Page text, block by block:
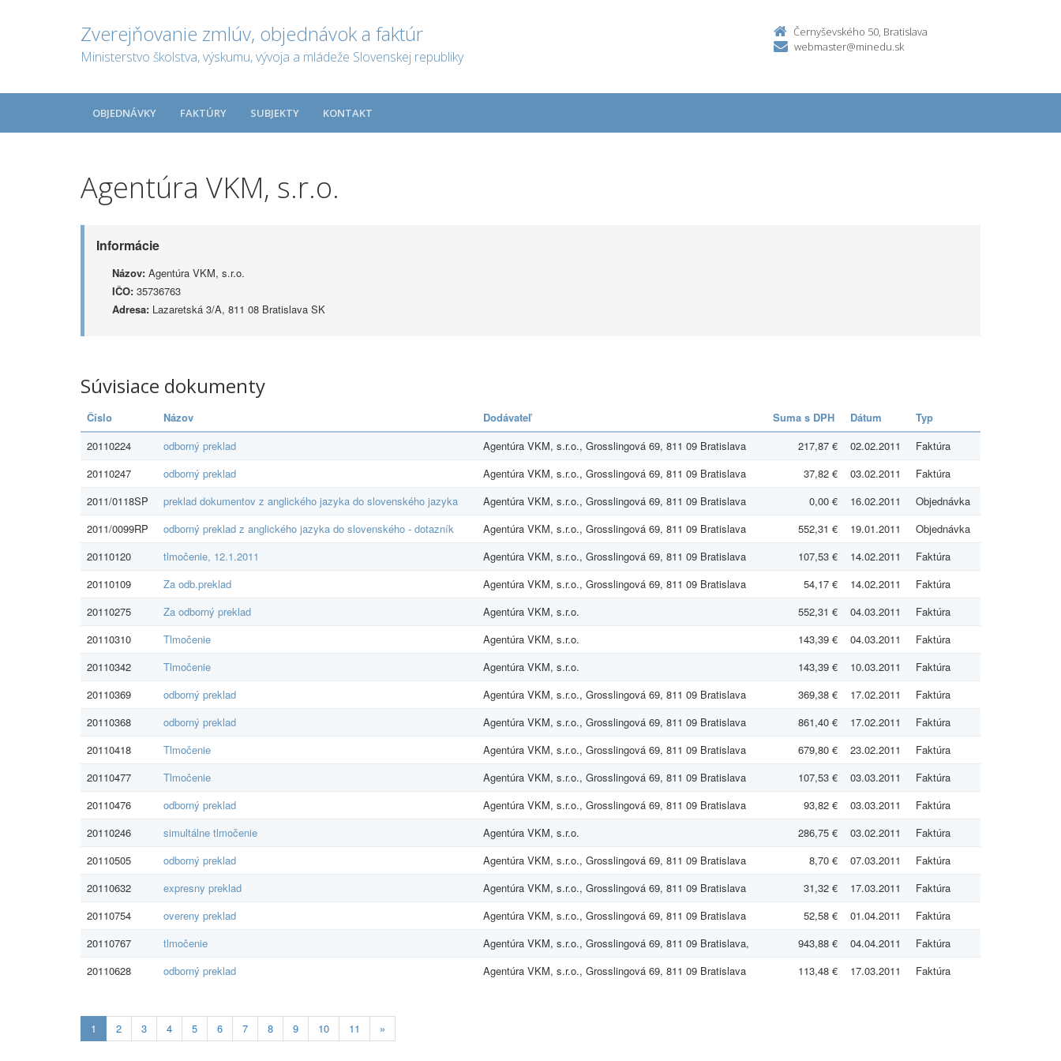
Zverejňovanie zmlúv, objednávok a faktúr
Ministerstvo školstva, výskumu, vývoja a mládeže Slovenskej republiky
Černyševského 50, Bratislava
webmaster@minedu.sk
OBJEDNÁVKY FAKTÚRY SUBJEKTY KONTAKT
Agentúra VKM, s.r.o.
Informácie
Názov: Agentúra VKM, s.r.o.
IČO: 35736763
Adresa: Lazaretská 3/A, 811 08 Bratislava SK
Súvisiace dokumenty
Číslo Názov Dodávateľ Suma s DPH Dátum
Typ
20110224
odborný preklad Agentúra VKM, s.r.o., Grosslingová 69, 811 09 Bratislava 217,87 € 02.02.2011
Faktúra
20110247
odborný preklad Agentúra VKM, s.r.o., Grosslingová 69, 811 09 Bratislava 37,82 € 03.02.2011
Faktúra
2011/0118SP
preklad dokumentov z anglického jazyka do slovenského jazyka Agentúra VKM, s.r.o., Grosslingová 69, 811 09 Bratislava 0,00 € 16.02.2011
Objednávka
2011/0099RP
odborný preklad z anglického jazyka do slovenského - dotazník Agentúra VKM, s.r.o., Grosslingová 69, 811 09 Bratislava 552,31 € 19.01.2011
Objednávka
20110120
tlmočenie, 12.1.2011 Agentúra VKM, s.r.o., Grosslingová 69, 811 09 Bratislava 107,53 € 14.02.2011
Faktúra
20110109
Za odb.preklad Agentúra VKM, s.r.o., Grosslingová 69, 811 09 Bratislava 54,17 € 14.02.2011
Faktúra
20110275
Za odborný preklad Agentúra VKM, s.r.o. 552,31 € 04.03.2011
Faktúra
20110310
Tlmočenie Agentúra VKM, s.r.o. 143,39 € 04.03.2011
Faktúra
20110342
Tlmočenie Agentúra VKM, s.r.o. 143,39 € 10.03.2011
Faktúra
20110369
odborný preklad Agentúra VKM, s.r.o., Grosslingová 69, 811 09 Bratislava 369,38 € 17.02.2011
Faktúra
20110368
odborný preklad Agentúra VKM, s.r.o., Grosslingová 69, 811 09 Bratislava 861,40 € 17.02.2011
Faktúra
20110418
Tlmočenie Agentúra VKM, s.r.o., Grosslingová 69, 811 09 Bratislava 679,80 € 23.02.2011
Faktúra
20110477
Tlmočenie Agentúra VKM, s.r.o., Grosslingová 69, 811 09 Bratislava 107,53 € 03.03.2011
Faktúra
20110476
odborný preklad Agentúra VKM, s.r.o., Grosslingová 69, 811 09 Bratislava 93,82 € 03.03.2011
Faktúra
20110246
simultálne tlmočenie Agentúra VKM, s.r.o. 286,75 € 03.02.2011
Faktúra
20110505
odborný preklad Agentúra VKM, s.r.o., Grosslingová 69, 811 09 Bratislava 8,70 € 07.03.2011
Faktúra
20110632
expresny preklad Agentúra VKM, s.r.o., Grosslingová 69, 811 09 Bratislava 31,32 € 17.03.2011
Faktúra
20110754
overeny preklad Agentúra VKM, s.r.o., Grosslingová 69, 811 09 Bratislava 52,58 € 01.04.2011
Faktúra
20110767
tlmočenie Agentúra VKM, s.r.o., Grosslingová 69, 811 09 Bratislava, 943,88 € 04.04.2011
Faktúra
20110628
odborný preklad Agentúra VKM, s.r.o., Grosslingová 69, 811 09 Bratislava 113,48 € 17.03.2011 Faktúra
1 Aktualna-
stranka
2 3 4 5 6 7 8 9 10 11 »